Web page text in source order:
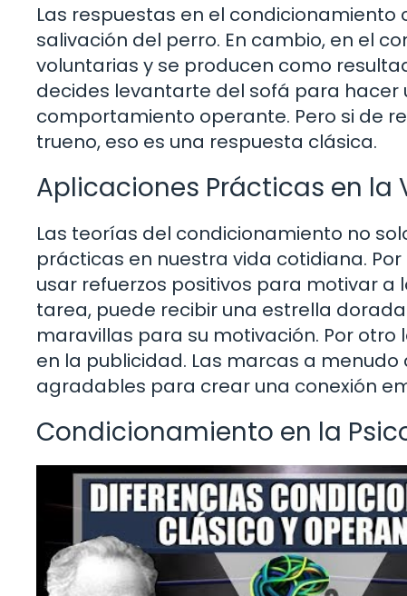
Las respuestas en el
salivación del perro. En cambio, en el
voluntarias y se producen como
decides levantarte del sofá para hacer
comportamiento operante. Pero si de
trueno, eso es una respuesta clásica.
Aplicaciones Prácticas en la
Las teorías del condicionamiento no
prácticas en nuestra vida cotidiana.
usar refuerzos positivos para motivar
tarea, puede recibir una estrella
maravillas para su motivación. Por
en la publicidad. Las marcas a
agradables para crear una conexión
Condicionamiento en la